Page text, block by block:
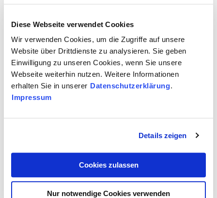
Diese Webseite verwendet Cookies
Wir verwenden Cookies, um die Zugriffe auf unsere
Website über Drittdienste zu analysieren. Sie geben
Einwilligung zu unseren Cookies, wenn Sie unsere
Webseite weiterhin nutzen. Weitere Informationen
erhalten Sie in unserer Datenschutzerklärung.
Impressum
Details zeigen
Cookies zulassen
Nur notwendige Cookies verwenden
...wenn Du an Edelstahl denkst?
Was fällt euch als Erstes ein, wenn ihr an rostfreiem Edelstahl denkt? Die
Antworten… unerwartet ehrlich 😄auf Instagram